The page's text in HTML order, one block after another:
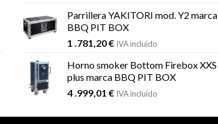
Parrillera YAKITORI mod. Y2 marca
BBQ PIT BOX
1 .781,20€ IVA incluido
Horno smoker Bottom Firebox XXS
plus marca BBQ PIT BOX
4 .999,01 € IVA incluido